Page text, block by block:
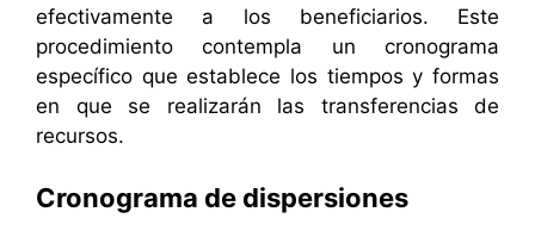
efectivamente a los beneficiarios. Este
procedimiento contempla un cronograma
específico que establece los tiempos y formas
en que se realizarán las transferencias de
recursos.
Cronograma de dispersiones